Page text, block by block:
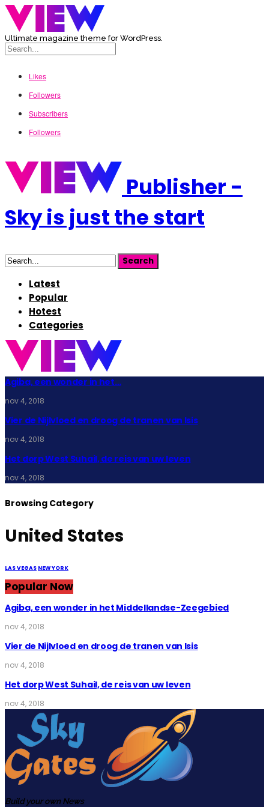
Ultimate magazine theme for WordPress.
Likes
Followers
Subscribers
Followers
Publisher -
Sky is just the start
Latest
Popular
Hotest
Categories
Agiba, een wonder in het…
nov 4, 2018
Vier de Nijlvloed en droog de tranen van Isis
nov 4, 2018
Het dorp West Suhail, de reis van uw leven
nov 4, 2018
Browsing Category
United States
LAS VEGAS NEW YORK
Popular Now
Agiba, een wonder in het Middellandse-Zeegebied
nov 4, 2018
Vier de Nijlvloed en droog de tranen van Isis
nov 4, 2018
Het dorp West Suhail, de reis van uw leven
nov 4, 2018
Build your own News